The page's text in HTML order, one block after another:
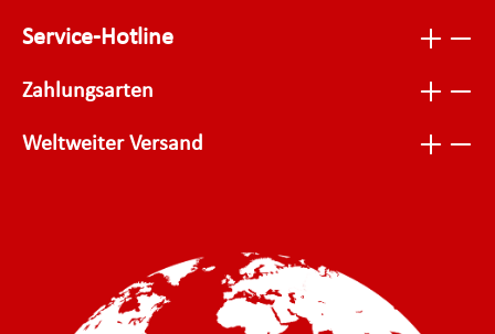
Service-Hotline
Zahlungsarten
Weltweiter Versand